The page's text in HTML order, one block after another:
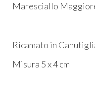
Maresciallo
Ricamato in
Misura 5 x 4 cm